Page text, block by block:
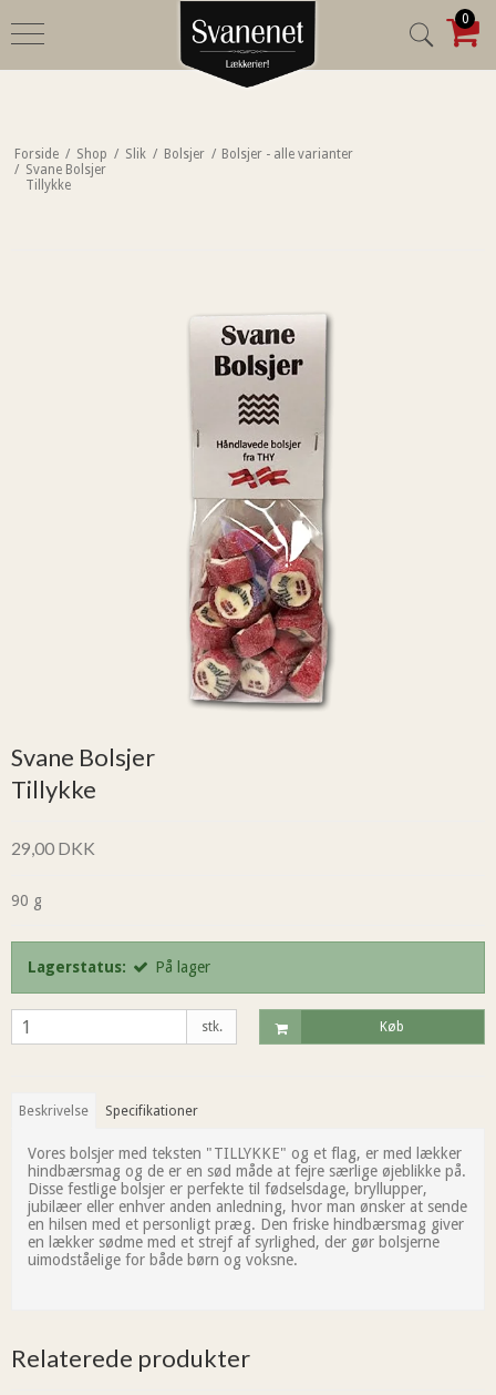
0
Forside / Shop / Slik / Bolsjer / Bolsjer - alle varianter
/ Svane Bolsjer
Tillykke
Svane Bolsjer
Tillykke
29,00 DKK
90 g
Lagerstatus: På lager
stk. Køb
Beskrivelse Specifikationer
Vores bolsjer med teksten "TILLYKKE" og et flag, er med lækker
hindbærsmag og de er en sød måde at fejre særlige øjeblikke på.
Disse festlige bolsjer er perfekte til fødselsdage, bryllupper,
jubilæer eller enhver anden anledning, hvor man ønsker at sende
en hilsen med et personligt præg. Den friske hindbærsmag giver
en lækker sødme med et strejf af syrlighed, der gør bolsjerne
uimodståelige for både børn og voksne.
Relaterede produkter